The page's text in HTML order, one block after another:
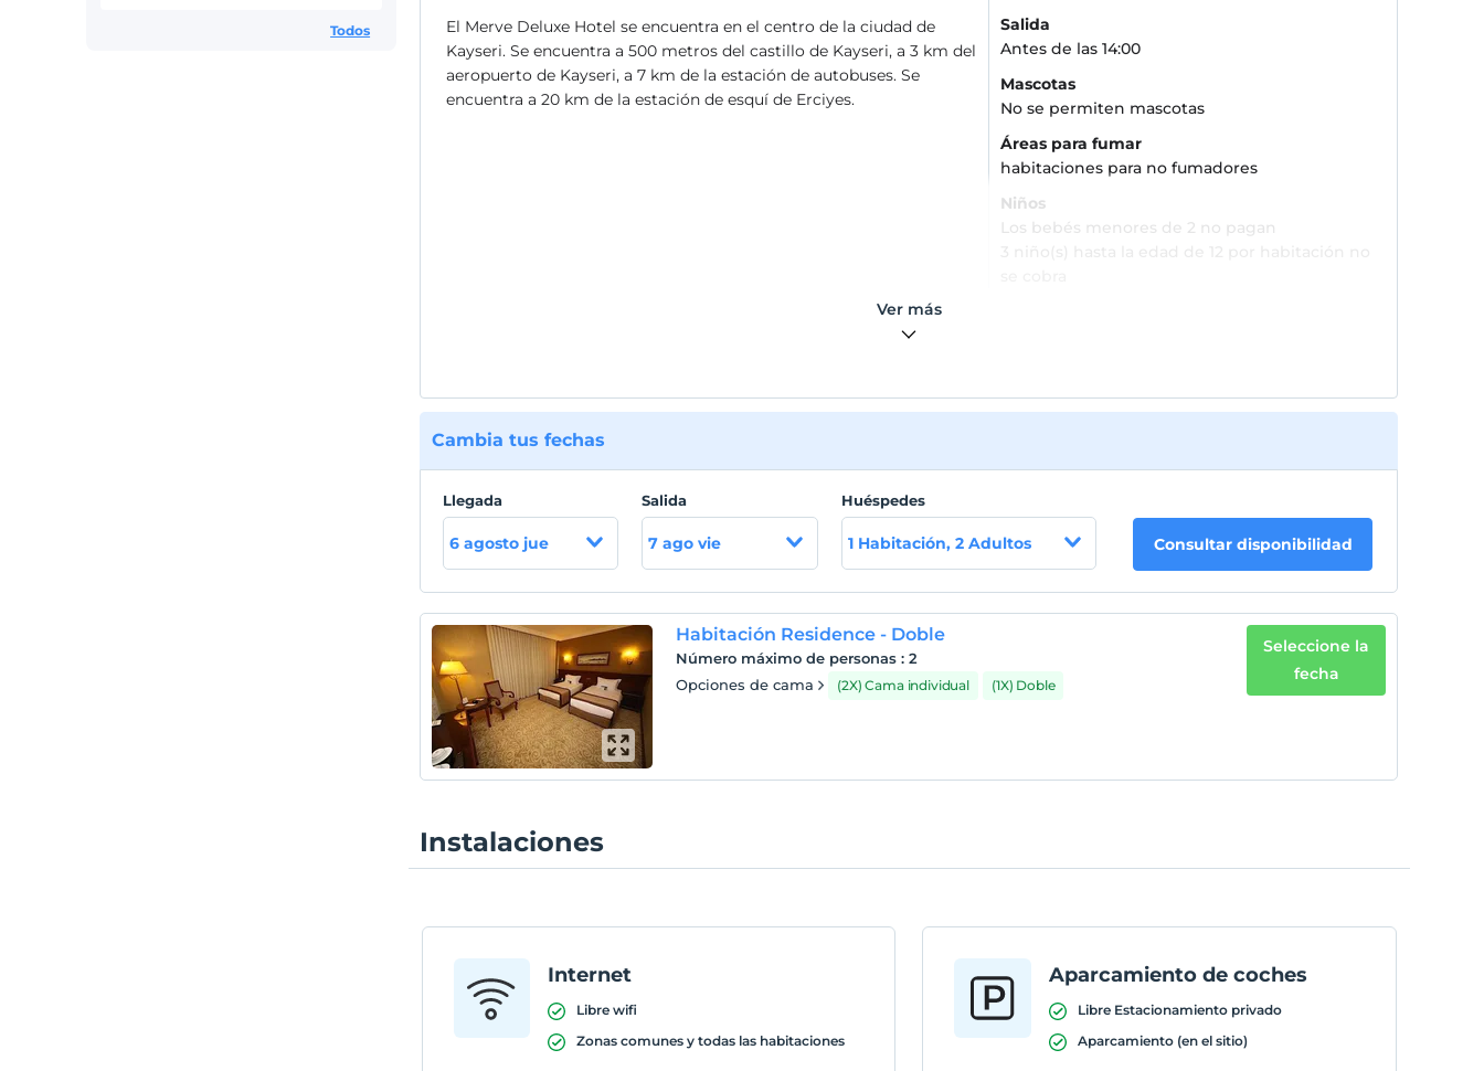
Todos
El Merve Deluxe Hotel se encuentra en el centro de la ciudad de
Kayseri. Se encuentra a 500 metros del castillo de Kayseri, a 3 km del
aeropuerto de Kayseri, a 7 km de la estación de autobuses. Se
encuentra a 20 km de la estación de esquí de Erciyes.
Salida
Antes de las 14:00
Mascotas
No se permiten mascotas
Áreas para fumar
habitaciones para no fumadores
Niños
Los bebés menores de 2 no pagan
Ver más
Cambia tus fechas
Llegada
6 agosto jue
Salida
7 ago vie
Huéspedes
1 Habitación, 2 Adultos Consultar disponibilidad
Habitación Residence - Doble
Número máximo de personas :2
Opciones de cama
(2X) Cama individual (1X) Doble
Seleccione la
fecha
Instalaciones
Internet
Libre wifi
Zonas comunes y todas las habitaciones
Aparcamiento de coches
Libre Estacionamiento privado
Aparcamiento (en el sitio)